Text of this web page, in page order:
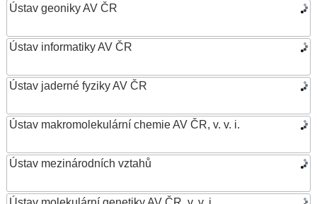
Ústav geoniky AV ČR
Ústav informatiky AV ČR
Ústav jaderné fyziky AV ČR
Ústav makromolekulární chemie AV ČR, v. v. i.
Ústav mezinárodních vztahů